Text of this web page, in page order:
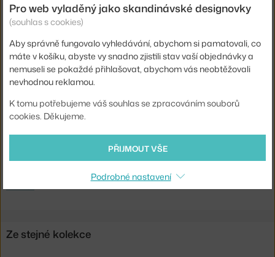
Područky:
bez područek
Materiál:
polypropylen, dubové dřevo, kůže
Sedák:
čalouněný, plast
Kód produktu
NCP-304085
Ste zo Slovenska? Prejdite naAllez Chair Oak/Leather, warm grey
Shopping from the EU? Switch toAllez Chair Oak, warm grey
Ze stejné kolekce
Pro web vyladěný jako skandinávské designovky
(souhlas s cookies)
Aby správně fungovalo vyhledávání, abychom si pamatovali, co
máte v košíku, abyste vy snadno zjistili stav vaší objednávky a
nemuseli se pokaždé přihlašovat, abychom vás neobtěžovali
nevhodnou reklamou.
K tomu potřebujeme váš souhlas se zpracováním souborů
cookies. Děkujeme.
PŘIJMOUT VŠE
Podrobné nastavení